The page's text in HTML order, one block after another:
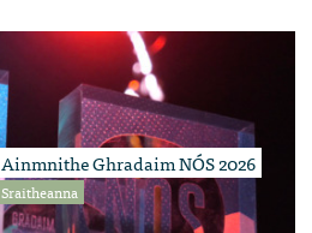
Ainmnithe Ghradaim NÓS 2026
Sraitheanna